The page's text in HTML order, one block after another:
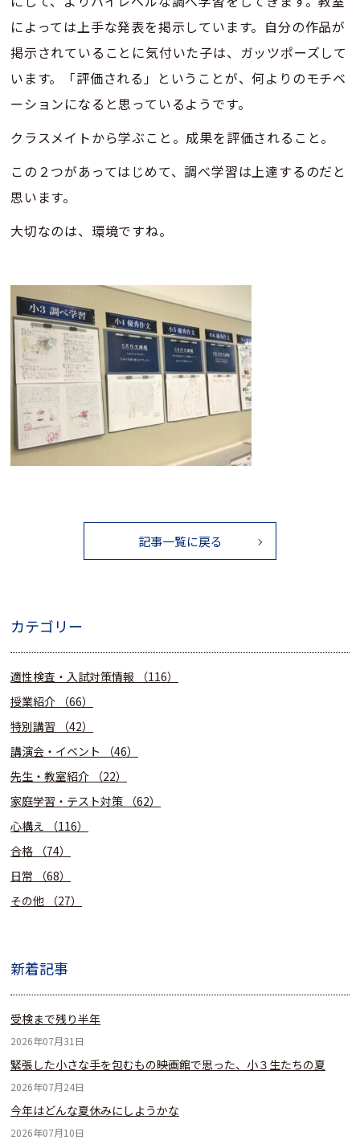
によっては上手な発表を掲示しています。自分の作品が
掲示されていることに気付いた子は、ガッツポーズして
います。「評価される」ということが、何よりのモチベ
ーションになると思っているようです。
クラスメイトから学ぶこと。成果を評価されること。
この２つがあってはじめて、調べ学習は上達するのだと
思います。
大切なのは、環境ですね。
記事一覧に戻る
カテゴリー
適性検査・入試対策情報
（116）
授業紹介
（66）
特別講習
（42）
講演会・イベント
（46）
先生・教室紹介
（22）
家庭学習・テスト対策
（62）
心構え
（116）
合格
（74）
日常
（68）
その他
（27）
新着記事
受検まで残り半年
2026年07月31日
緊張した小さな手を包むもの――映画館で思った、小３生たちの夏
2026年07月24日
今年はどんな夏休みにしようかな
2026年07月10日